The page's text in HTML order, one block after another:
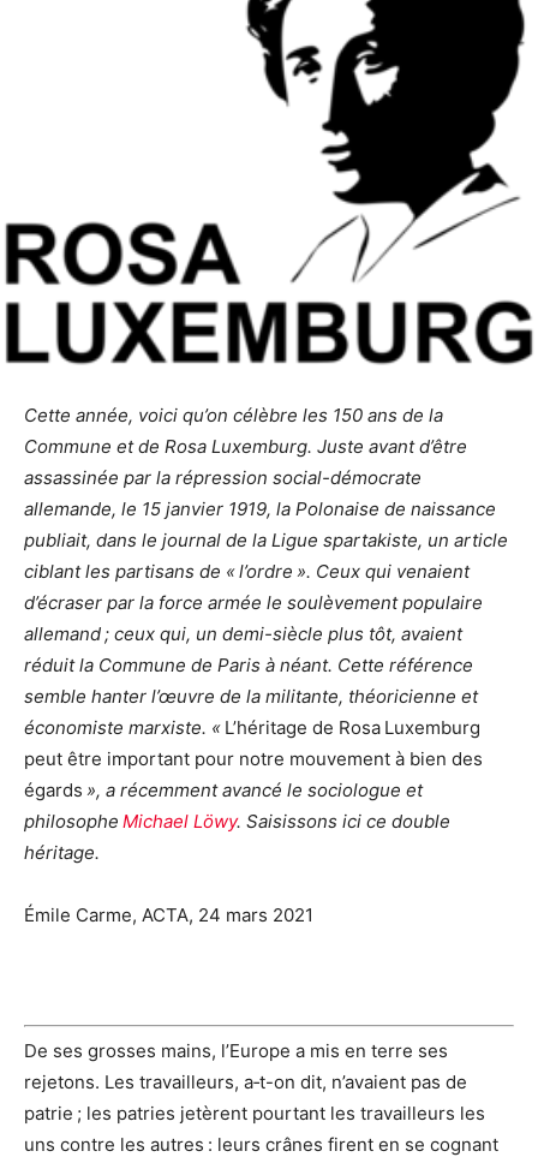
Cette année, voici qu’on célèbre les 150 ans de la
Commune et de Rosa Luxemburg. Juste avant d’être
assassinée par la répression social-démocrate
allemande, le 15 janvier 1919, la Polonaise de naissance
publiait, dans le journal de la Ligue spartakiste, un article
ciblant les partisans de « l’ordre ». Ceux qui venaient
d’écraser par la force armée le soulèvement populaire
allemand ; ceux qui, un demi-siècle plus tôt, avaient
réduit la Commune de Paris à néant. Cette référence
semble hanter l’œuvre de la militante, théoricienne et
économiste marxiste. « L’héritage de Rosa Luxemburg
peut être important pour notre mouvement à bien des
égards », a récemment avancé le sociologue et
philosophe Michael Löwy. Saisissons ici ce double
héritage.
Émile Carme, ACTA, 24 mars 2021
De ses grosses mains, l’Europe a mis en terre ses
rejetons. Les travailleurs, a‑t-on dit, n’avaient pas de
patrie ; les patries jetèrent pourtant les travailleurs les
uns contre les autres : leurs crânes firent en se cognant